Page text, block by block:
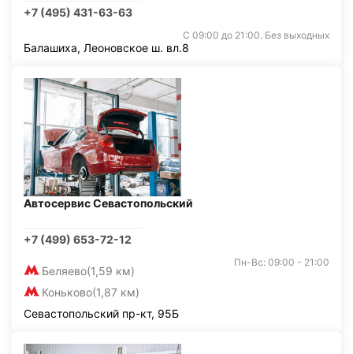
+7 (495) 431-63-63
С 09:00 до 21:00. Без выходных
Балашиха, Леоновское ш. вл.8
Автосервис Севастопольский
+7 (499) 653-72-12
Беляево(1,59 км)
Коньково(1,87 км)
Пн-Вс: 09:00 - 21:00
Севастопольский пр-кт, 95Б